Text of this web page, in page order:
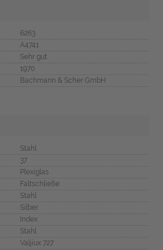
6263
A4741
Sehr gut
1970
Bachmann & Scher GmbH
Stahl
37
Plexiglas
Faltschließe
Stahl
Silber
Index
Stahl
Valjiux 727